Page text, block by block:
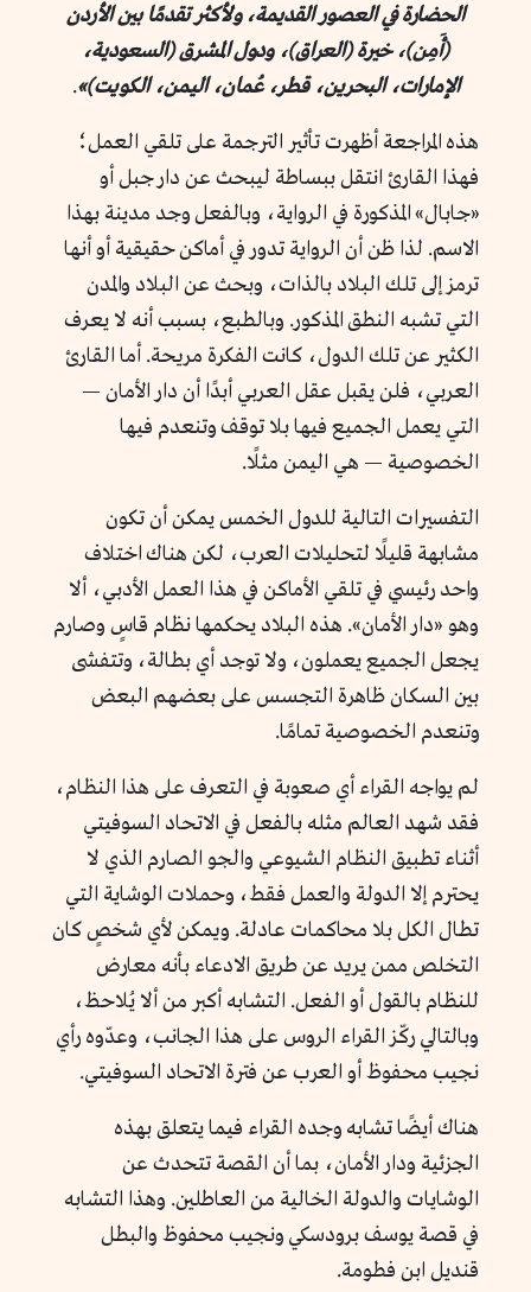
الحضارة في العصور القديمة، ولأكثر تقدمًا بين الأردن
(أَمِن)، خيرة (العراق)، ودول المشرق (السعودية،
الإمارات، البحرين، قطر، عُمان، اليمن، الكويت)».
هذه المراجعة أظهرت تأثير الترجمة على تلقي العمل؛
فهذا القارئ انتقل ببساطة ليبحث عن دار جبل أو
«جابال» المذكورة في الرواية، وبالفعل وجد مدينة بهذا
الاسم. لذا ظن أن الرواية تدور في أماكن حقيقية أو أنها
ترمز إلى تلك البلاد بالذات، وبحث عن البلاد والمدن
التي تشبه النطق المذكور. وبالطبع، بسبب أنه لا يعرف
الكثير عن تلك الدول، كانت الفكرة مريحة. أما القارئ
العربي، فلن يقبل عقل العربي أبدًا أن دار الأمان —
التي يعمل الجميع فيها بلا توقف وتنعدم فيها
الخصوصية — هي اليمن مثلًا.
التفسيرات التالية للدول الخمس يمكن أن تكون
مشابهة قليلًا لتحليلات العرب، لكن هناك اختلاف
واحد رئيسي في تلقي الأماكن في هذا العمل الأدبي، ألا
وهو «دار الأمان». هذه البلاد يحكمها نظام قاسٍ وصارم
يجعل الجميع يعملون، ولا توجد أي بطالة، وتتفشى
بين السكان ظاهرة التجسس على بعضهم البعض
وتنعدم الخصوصية تمامًا.
لم يواجه القراء أي صعوبة في التعرف على هذا النظام،
فقد شهد العالم مثله بالفعل في الاتحاد السوفيتي
أثناء تطبيق النظام الشيوعي والجو الصارم الذي لا
يحترم إلا الدولة والعمل فقط، وحملات الوشاية التي
تطال الكل بلا محاكمات عادلة. ويمكن لأي شخصٍ كان
التخلص ممن يريد عن طريق الادعاء بأنه معارض
للنظام بالقول أو الفعل. التشابه أكبر من ألا يُلاحظ،
وبالتالي ركّز القراء الروس على هذا الجانب، وعدّوه رأي
نجيب محفوظ أو العرب عن فترة الاتحاد السوفيتي.
هناك أيضًا تشابه وجده القراء فيما يتعلق بهذه
الجزئية ودار الأمان، بما أن القصة تتحدث عن
الوشايات والدولة الخالية من العاطلين. وهذا التشابه
في قصة يوسف برودسكي ونجيب محفوظ والبطل
قنديل ابن فطومة.